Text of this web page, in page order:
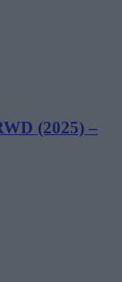
(2025) –